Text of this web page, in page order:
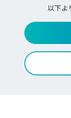
以下よ